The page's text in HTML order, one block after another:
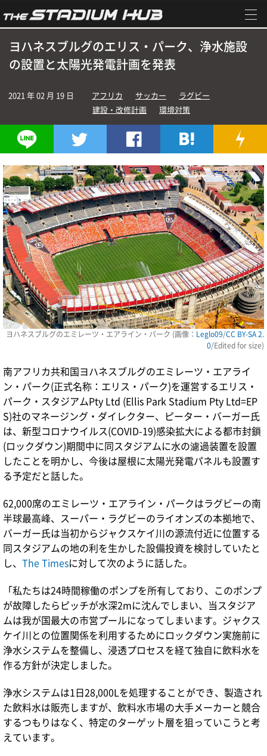
ヨハネスブルグのエリス・パーク、浄水施設
の設置と太陽光発電計画を発表
2021 年 02 月 19 日 アフリカ サッカー
ラグビー
建設・改修計画
環境対策
ヨハネスブルグのエミレーツ・エアライン・パーク (画像： Leglo09/CC BY-SA 2.
0/Edited for size)
南アフリカ共和国ヨハネスブルグのエミレーツ・エアライ
ン・パーク(正式名称：エリス・パーク)を運営するエリス・
パーク・スタジアムPty Ltd (Ellis Park Stadium Pty Ltd=EP
S)社のマネージング・ダイレクター、ピーター・バーガー氏
は、新型コロナウイルス(COVID-19)感染拡大による都市封鎖
(ロックダウン)期間中に同スタジアムに水の濾過装置を設置
したことを明かし、今後は屋根に太陽光発電パネルも設置す
る予定だと話した。
62,000席のエミレーツ・エアライン・パークはラグビーの南
半球最高峰、スーパー・ラグビーのライオンズの本拠地で、
バーガー氏は当初からジャクスケイ川の源流付近に位置する
同スタジアムの地の利を生かした設備投資を検討していたと
し、 The Timesに対して次のように話した。
「私たちは24時間稼働のポンプを所有しており、このポンプ
が故障したらピッチが水深2mに沈んでしまい、当スタジア
ムは我が国最大の市営プールになってしまいます。ジャクス
ケイ川との位置関係を利用するためにロックダウン実施前に
浄水システムを整備し、浸透プロセスを経て独自に飲料水を
作る方針が決定しました。
浄水システムは1日28,000Lを処理することができ、製造され
た飲料水は販売しますが、飲料水市場の大手メーカーと競合
するつもりはなく、特定のターゲット層を狙っていこうと考
えています。